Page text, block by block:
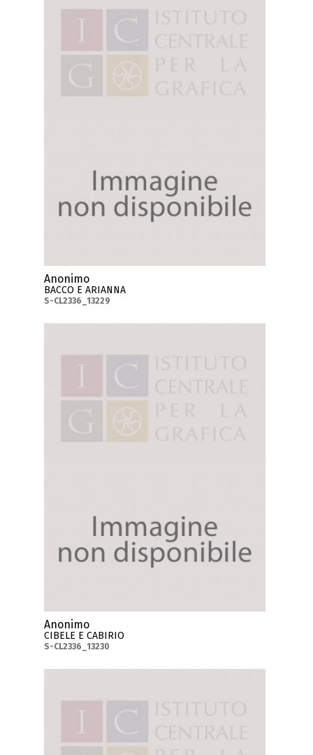
Anonimo
BACCO E ARIANNA
S-CL2336_13229
Anonimo
CIBELE E CABIRIO
S-CL2336_13230